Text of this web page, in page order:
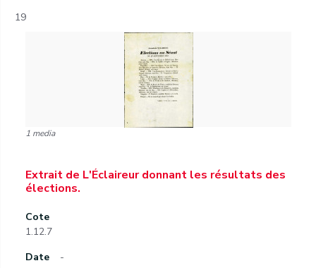
19
1 media
Extrait de L'Éclaireur donnant les résultats des
élections.
Cote
1.12.7
Date
-